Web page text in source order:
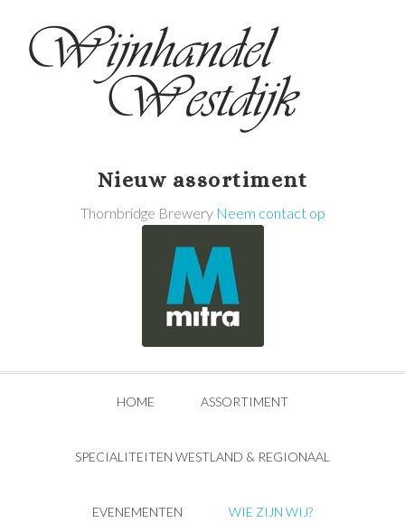
Nieuw assortiment
Thornbridge Brewery Neem contact op
HOME ASSORTIMENT
SPECIALITEITEN WESTLAND & REGIONAAL
EVENEMENTEN WIE ZIJN WIJ?